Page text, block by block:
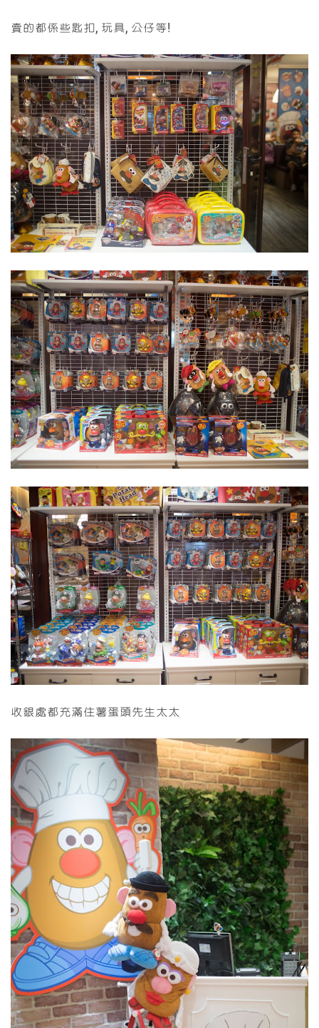
賣的都係些匙扣, 玩具, 公仔等!
收銀處都充滿住薯蛋頭先生太太